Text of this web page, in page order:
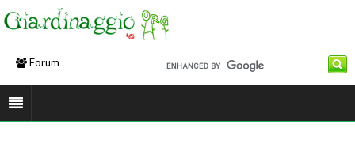
Forum